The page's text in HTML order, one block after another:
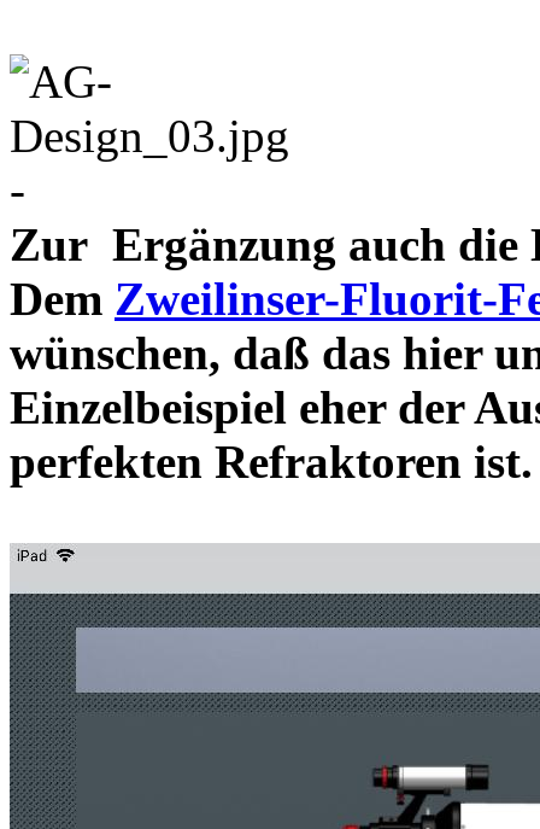
-
Zur Ergänzung auch die
Dem Zweilinser-Fluorit-
wünschen, daß das hier
Einzelbeispiel eher der
perfekten